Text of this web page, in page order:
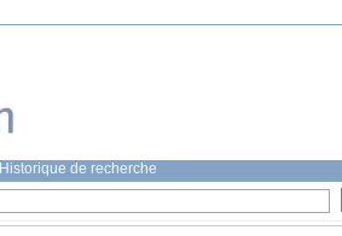
Historique de recherche